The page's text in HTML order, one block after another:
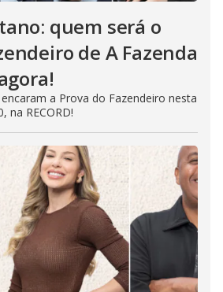
quem será o
de A Fazenda
a Prova do Fazendeiro nesta
na RECORD!